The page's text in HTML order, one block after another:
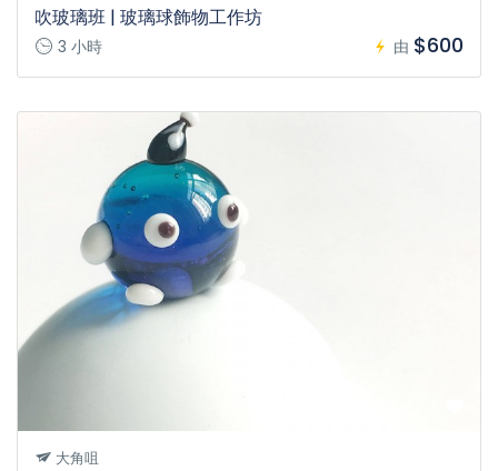
吹玻璃班 | 玻璃球飾物工作坊
3 小時 由 $600
大角咀